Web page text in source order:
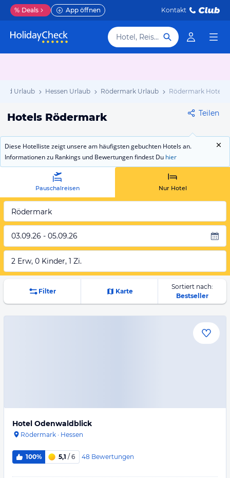
% Deals App öffnen Kontakt
Hotel, Reiseziel
Urlaub Hessen Urlaub Rödermark Urlaub Rödermark Hotels
Hotels Rödermark Teilen
Diese Hotelliste zeigt unsere am häufigsten gebuchten Hotels an.
Informationen zu Rankings und Bewertungen findest Du hier
Pauschalreisen Nur Hotel
Rödermark
03.09.26 - 05.09.26
2 Erw, 0 Kinder, 1 Zi.
Filter Karte
Sortiert nach:
Bestseller
Hotel Odenwaldblick
Rödermark · Hessen
100% 5,1 / 6 48 Bewertungen